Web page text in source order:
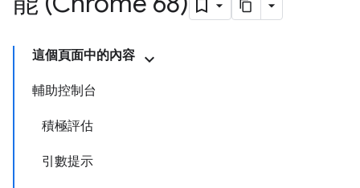
這個頁面中的內容
輔助控制台
積極評估
引數提示